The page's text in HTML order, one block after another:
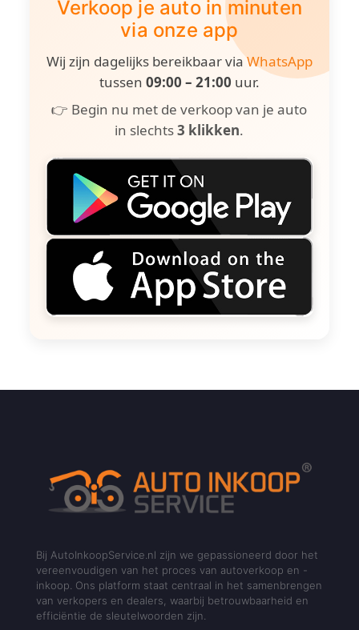
Verkoop je auto in minuten
via onze app
Wij zijn dagelijks bereikbaar viaWhatsApp
tussen 09:00 – 21:00 uur.
👉 Begin nu met de verkoop van je auto
in slechts3 klikken.
Bij AutoInkoopService.nl zijn we gepassioneerd door het
vereenvoudigen van het proces van autoverkoop en -
inkoop. Ons platform staat centraal in het samenbrengen
van verkopers en dealers, waarbij betrouwbaarheid en
efficiëntie de sleutelwoorden zijn.